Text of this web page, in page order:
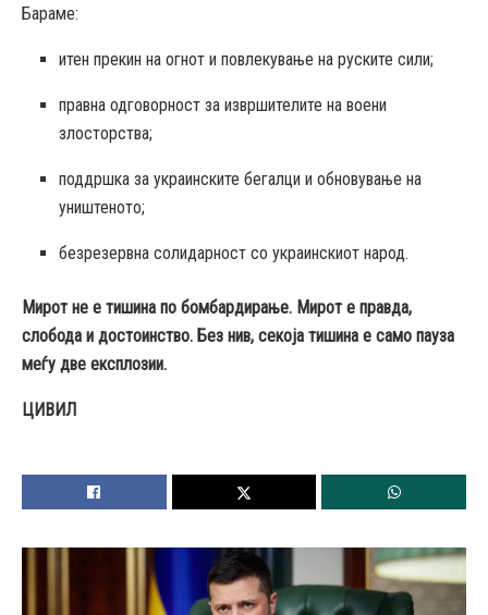
Бараме:
итен прекин на огнот и повлекување на руските сили;
правна одговорност за извршителите на воени
злосторства;
поддршка за украинските бегалци и обновување на
уништеното;
безрезервна солидарност со украинскиот народ.
Мирот не е тишина по бомбардирање. Мирот е правда,
слобода и достоинство. Без нив, секоја тишина е само пауза
меѓу две експлозии.
ЦИВИЛ